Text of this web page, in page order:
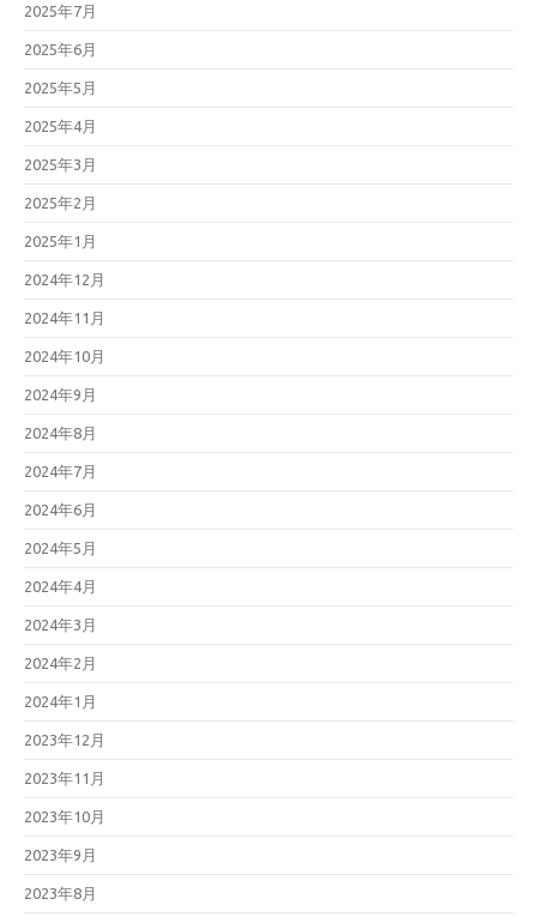
2025年7月
2025年6月
2025年5月
2025年4月
2025年3月
2025年2月
2025年1月
2024年12月
2024年11月
2024年10月
2024年9月
2024年8月
2024年7月
2024年6月
2024年5月
2024年4月
2024年3月
2024年2月
2024年1月
2023年12月
2023年11月
2023年10月
2023年9月
2023年8月